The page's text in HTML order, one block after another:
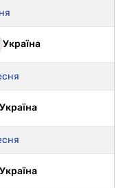
Україна
Україна
Україна